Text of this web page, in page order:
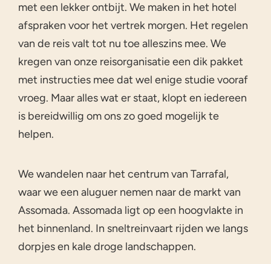
met een lekker ontbijt. We maken in het hotel
afspraken voor het vertrek morgen. Het regelen
van de reis valt tot nu toe alleszins mee. We
kregen van onze reisorganisatie een dik pakket
met instructies mee dat wel enige studie vooraf
vroeg. Maar alles wat er staat, klopt en iedereen
is bereidwillig om ons zo goed mogelijk te
helpen.
We wandelen naar het centrum van Tarrafal,
waar we een aluguer nemen naar de markt van
Assomada. Assomada ligt op een hoogvlakte in
het binnenland. In sneltreinvaart rijden we langs
dorpjes en kale droge landschappen.